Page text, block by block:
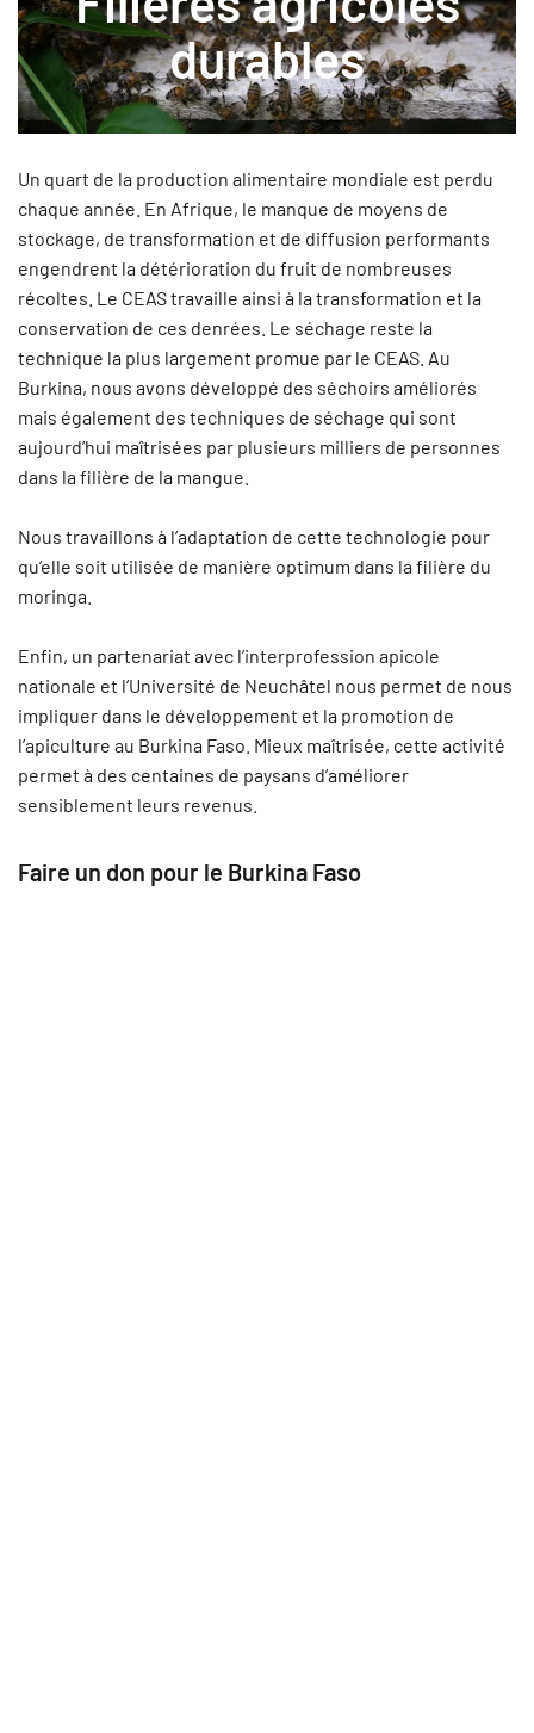
durables
Un quart de la production alimentaire mondiale est perdu
chaque année. En Afrique, le manque de moyens de
stockage, de transformation et de diffusion performants
engendrent la détérioration du fruit de nombreuses
récoltes. Le CEAS travaille ainsi à la transformation et la
conservation de ces denrées. Le séchage reste la
technique la plus largement promue par le CEAS. Au
Burkina, nous avons développé des séchoirs améliorés
mais également des techniques de séchage qui sont
aujourd’hui maîtrisées par plusieurs milliers de personnes
dans la filière de la mangue.
Nous travaillons à l’adaptation de cette technologie pour
qu’elle soit utilisée de manière optimum dans la filière du
moringa.
Enfin, un partenariat avec l’interprofession apicole
nationale et l’Université de Neuchâtel nous permet de nous
impliquer dans le développement et la promotion de
l’apiculture au Burkina Faso. Mieux maîtrisée, cette activité
permet à des centaines de paysans d’améliorer
sensiblement leurs revenus.
Faire un don pour le Burkina Faso